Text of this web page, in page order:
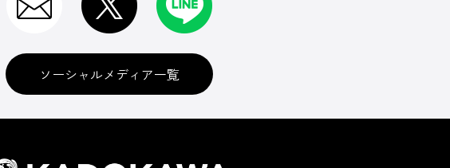
ソーシャルメディア一覧